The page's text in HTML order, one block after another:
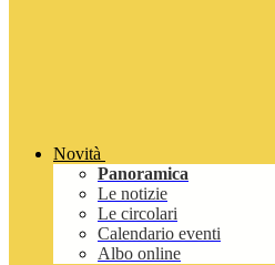
Novità
Panoramica
Le notizie
Le circolari
Calendario eventi
Albo online